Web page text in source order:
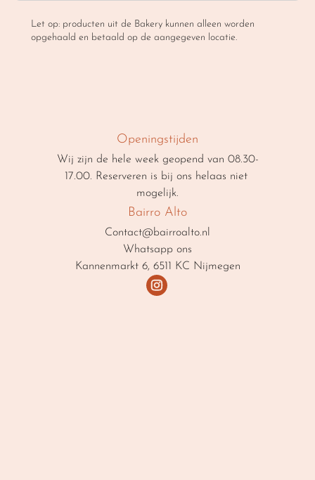
Let op: producten uit de Bakery kunnen alleen worden
opgehaald en betaald op de aangegeven locatie.
Openingstijden
Wij zijn de hele week geopend van 08.30-
17.00. Reserveren is bij ons helaas niet
mogelijk.
Bairro Alto
Contact@bairroalto.nl
Whatsapp ons
Kannenmarkt 6, 6511 KC Nijmegen